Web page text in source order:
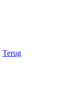
Terug